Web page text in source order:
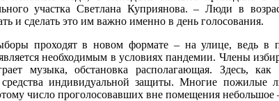
участка Светлана Куприянова. – Люди в
и сделать это им важно именно в день голосования.
проходят в новом формате – на улице, ведь в
необходимым в условиях пандемии. Члены
музыка, обстановка располагающая. Здесь,
средства индивидуальной защиты. Многие пожилые
число проголосовавших вне помещения небольшое